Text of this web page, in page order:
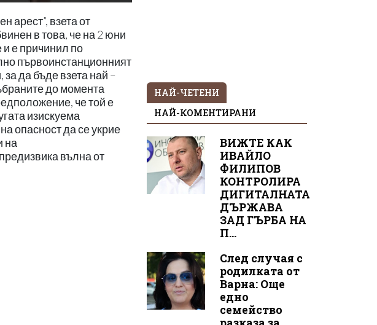
арест”, взета от
в това, че на 2 юни
е причинил по
първоинстанционният
да бъде взета най –
до момента
че той е
изискуема
опасност да се укрие
на
вълна от
НАЙ-ЧЕТЕНИ
НАЙ-КОМЕНТИРАНИ
ВИЖТЕ КАК
ИВАЙЛО
ФИЛИПОВ
КОНТРОЛИРА
ДИГИТАЛНАТА
ДЪРЖАВА
ЗАД ГЪРБА НА
П...
След случая с
родилката от
Варна: Още
едно
семейство